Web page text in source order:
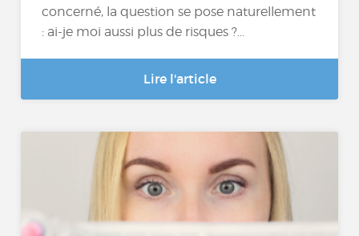
concerné, la question se pose naturellement
: ai-je moi aussi plus de risques ?...
Lire l'article